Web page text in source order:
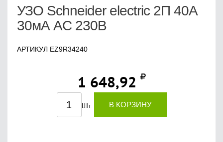
УЗО Schneider electric 2П 40А
30мА AC 230В
АРТИКУЛ EZ9R34240
1 648,92
Шт. В КОРЗИНУ